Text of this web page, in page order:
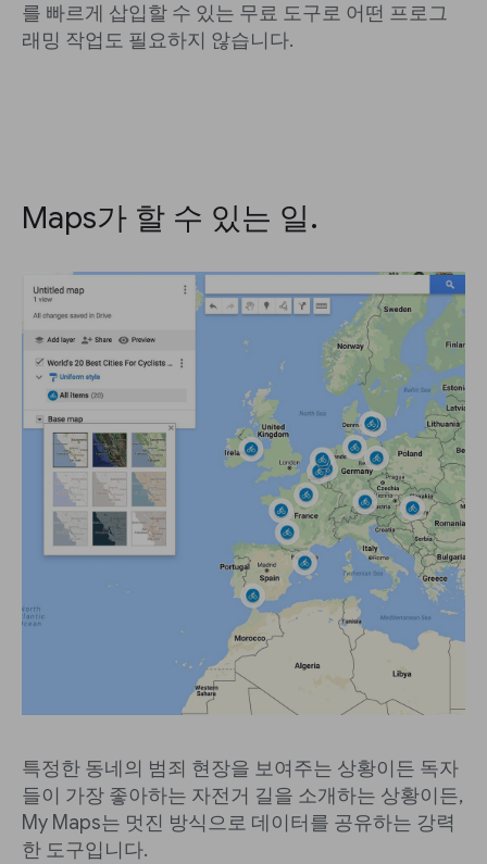
를 빠르게 삽입할 수 있는 무료 도구로 어떤 프로그
래밍 작업도 필요하지 않습니다.
Maps가 할 수 있는 일.
특정한 동네의 범죄 현장을 보여주는 상황이든 독자
들이 가장 좋아하는 자전거 길을 소개하는 상황이든,
My Maps는 멋진 방식으로 데이터를 공유하는 강력
한 도구입니다.